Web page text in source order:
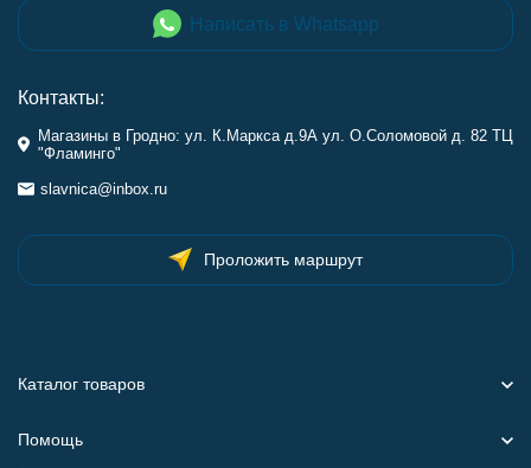
Написать в Whatsapp
Контакты:
Магазины в Гродно: ул. К.Маркса д.9А ул. О.Соломовой д. 82 ТЦ
"Фламинго"
slavnica@inbox.ru
Проложить маршрут
Каталог товаров
Помощь